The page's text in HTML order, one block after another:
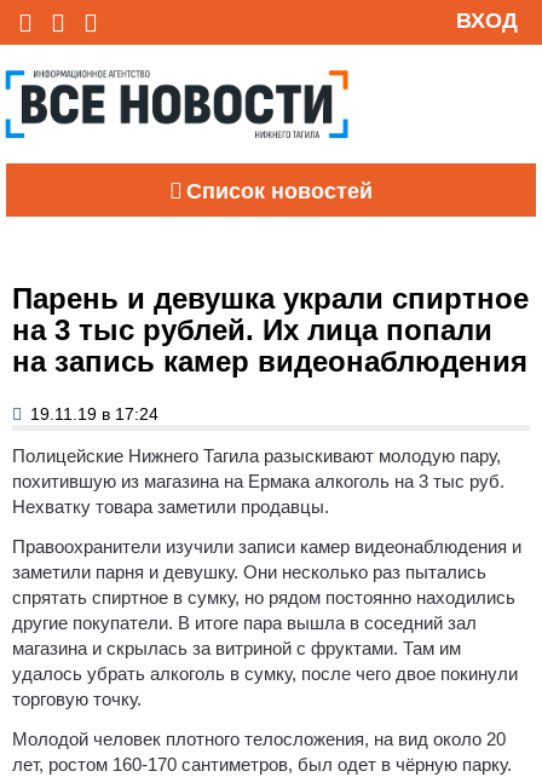
ВХОД
Список новостей
Парень и девушка украли спиртное
на 3 тыс рублей. Их лица попали
на запись камер видеонаблюдения
19.11.19 в 17:24
Полицейские Нижнего Тагила разыскивают молодую пару,
похитившую из магазина на Ермака алкоголь на 3 тыс руб.
Нехватку товара заметили продавцы.
Правоохранители изучили записи камер видеонаблюдения и
заметили парня и девушку. Они несколько раз пытались
спрятать спиртное в сумку, но рядом постоянно находились
другие покупатели. В итоге пара вышла в соседний зал
магазина и скрылась за витриной с фруктами. Там им
удалось убрать алкоголь в сумку, после чего двое покинули
торговую точку.
Молодой человек плотного телосложения, на вид около 20
лет, ростом 160-170 сантиметров, был одет в чёрную парку.